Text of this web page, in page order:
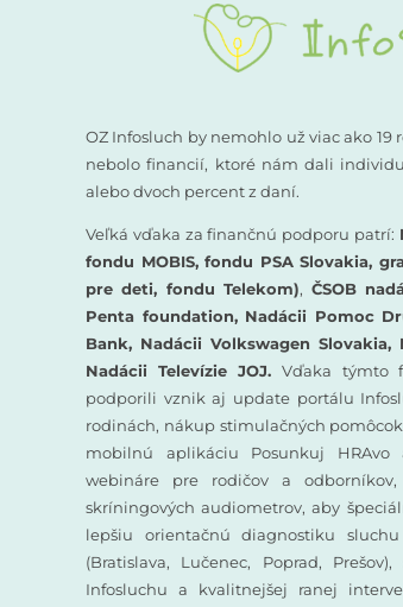
OZ Infosluch by nemohlo už viac ako 19
nebolo financií, ktoré nám dali
alebo dvoch percent z daní.
Veľká vďaka za finančnú podporu patrí:
fondu MOBIS, fondu PSA Slovakia,
pre deti, fondu Telekom), ČSOB
Penta foundation, Nadácii Pomoc
Bank, Nadácii Volkswagen Slovakia,
Nadácii Televízie JOJ.Vďaka týmto
podporili vznik aj update portálu
rodinách, nákup stimulačných
mobilnú aplikáciu Posunkuj
webináre pre rodičov a
skríningových audiometrov, aby
lepšiu orientačnú diagnostiku
(Bratislava, Lučenec, Poprad,
Infosluchu a kvalitnejšej ranej